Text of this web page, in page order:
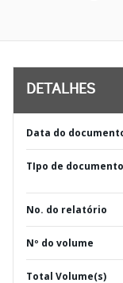
DETALHES
Data do
TIpo de documento
No. do relatório
Nº do volume
Total Volume(s)